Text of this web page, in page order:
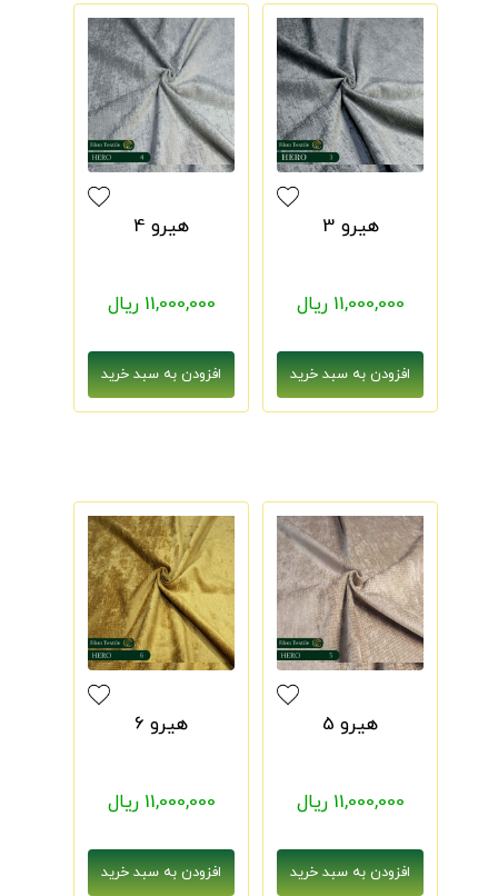
هیرو 3
11,000,000 ریال
هیرو 4
11,000,000 ریال
هیرو 5
11,000,000 ریال
هیرو 6
11,000,000 ریال